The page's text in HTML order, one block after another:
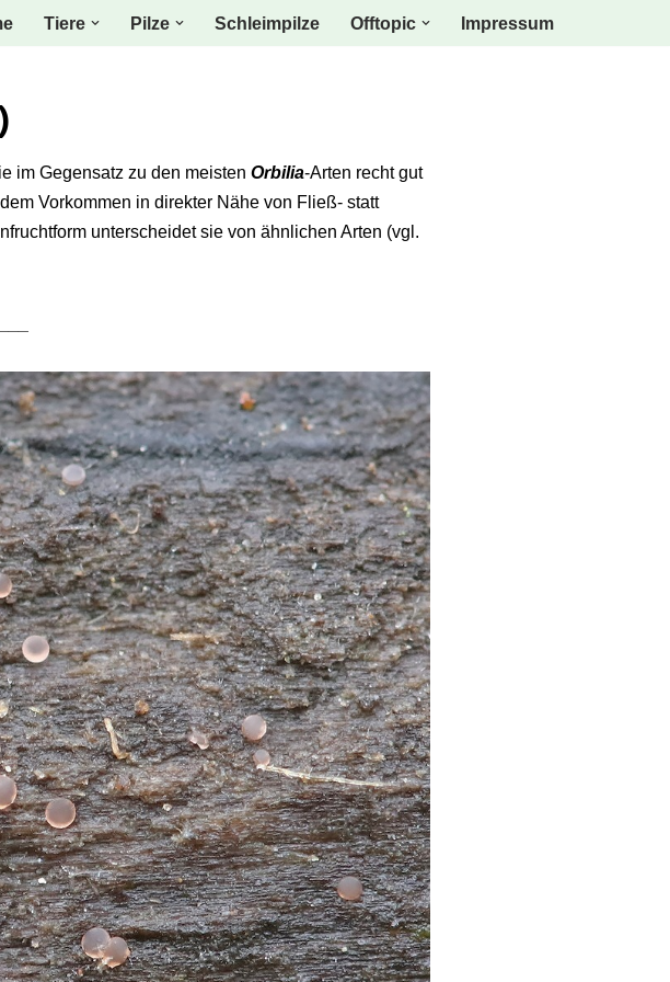
Tiere Pilze Schleimpilze Offtopic Impressum
im Gegensatz zu den meisten Orbilia-Arten recht gut
Vorkommen in direkter Nähe von Fließ- statt
unterscheidet sie von ähnlichen Arten (vgl.